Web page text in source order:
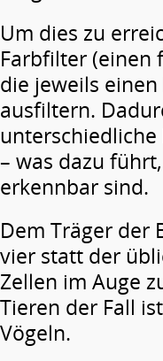
Um dies zu
Farbfilter (einen
die jeweils
ausfiltern.
– was dazu
erkennbar sind.
Dem Träger der
vier statt der
Zellen im Auge
Tieren der Fall
Vögeln.